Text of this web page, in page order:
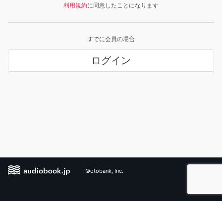
利用規約に同意したことになります
すでに会員の場合
ログイン
©otobank, Inc.